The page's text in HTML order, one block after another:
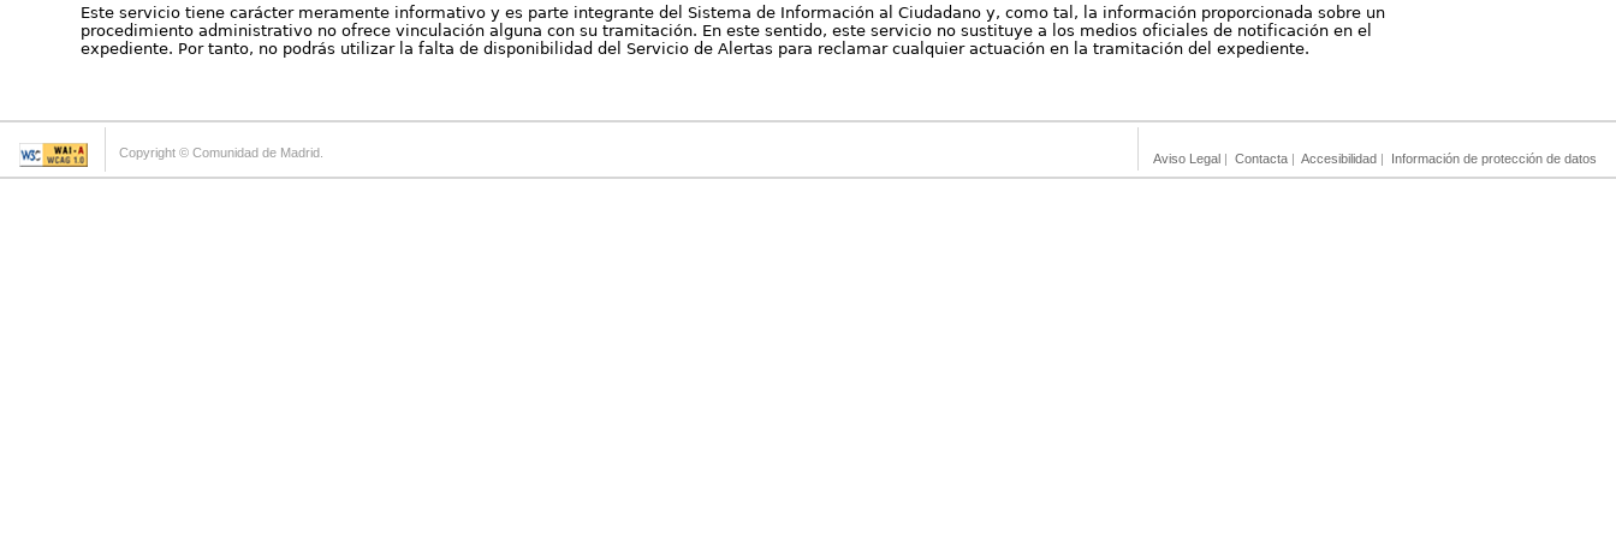
Este servicio tiene carácter meramente informativo y es parte integrante del Sistema de Información al Ciudadano y, como tal, la información proporcionada sobre un
procedimiento administrativo no ofrece vinculación alguna con su tramitación. En este sentido, este servicio no sustituye a los medios oficiales de notificación en el
expediente. Por tanto, no podrás utilizar la falta de disponibilidad del Servicio de Alertas para reclamar cualquier actuación en la tramitación del expediente.
Copyright © Comunidad de Madrid. Aviso Legal | Contacta | Accesibilidad | Información de protección de datos